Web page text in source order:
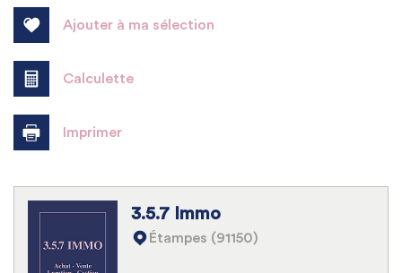
Bar
Collège
Ajouter à ma sélection
Calculette
Imprimer
3.5.7 Immo
Étampes (91150)